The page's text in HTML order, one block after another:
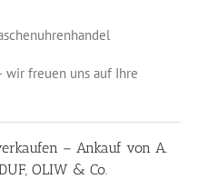
wir freuen uns auf Ihre
– Ankauf von A.
OLIW & Co.